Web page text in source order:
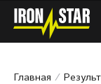
Главная